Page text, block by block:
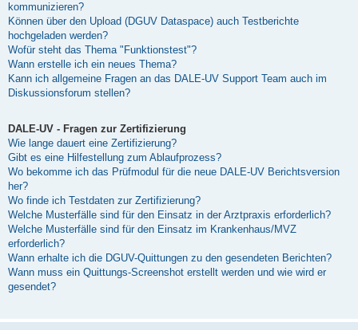
kommunizieren?
Können über den Upload (DGUV Dataspace) auch Testberichte
hochgeladen werden?
Wofür steht das Thema "Funktionstest"?
Wann erstelle ich ein neues Thema?
Kann ich allgemeine Fragen an das DALE-UV Support Team auch im
Diskussionsforum stellen?
DALE-UV - Fragen zur Zertifizierung
Wie lange dauert eine Zertifizierung?
Gibt es eine Hilfestellung zum Ablaufprozess?
Wo bekomme ich das Prüfmodul für die neue DALE-UV Berichtsversion
her?
Wo finde ich Testdaten zur Zertifizierung?
Welche Musterfälle sind für den Einsatz in der Arztpraxis erforderlich?
Welche Musterfälle sind für den Einsatz im Krankenhaus/MVZ
erforderlich?
Wann erhalte ich die DGUV-Quittungen zu den gesendeten Berichten?
Wann muss ein Quittungs-Screenshot erstellt werden und wie wird er
gesendet?